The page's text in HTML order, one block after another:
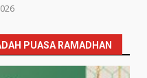
PUASA RAMADHAN